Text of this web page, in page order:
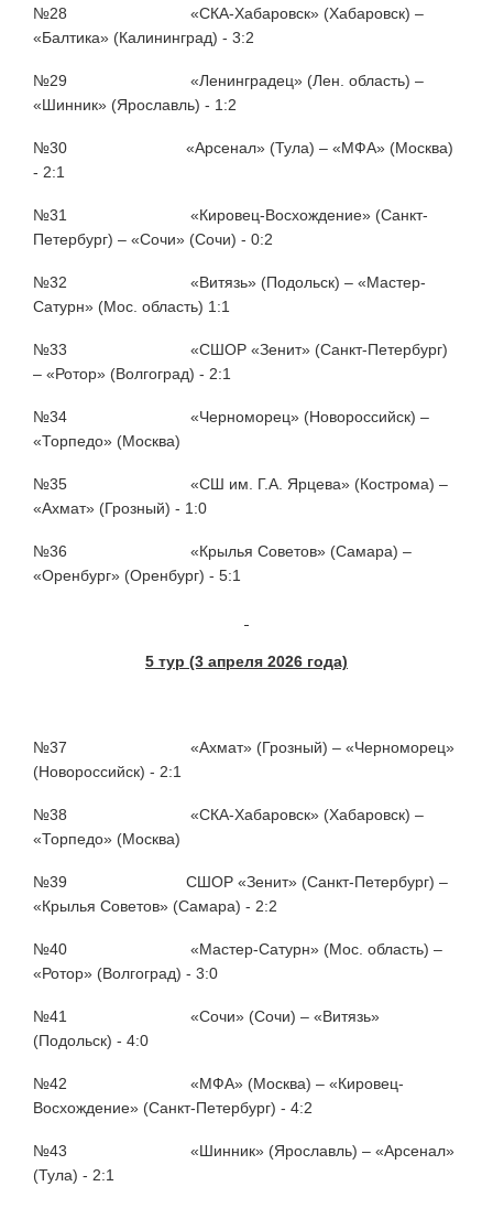
№28 «СКА-Хабаровск» (Хабаровск) –
«Балтика» (Калининград) - 3:2
№29 «Ленинградец» (Лен. область) –
«Шинник» (Ярославль) - 1:2
№30 «Арсенал» (Тула) – «МФА» (Москва)
- 2:1
№31 «Кировец-Восхождение» (Санкт-
Петербург) – «Сочи» (Сочи) - 0:2
№32 «Витязь» (Подольск) – «Мастер-
Сатурн» (Мос. область) 1:1
№33 «СШОР «Зенит» (Санкт-Петербург)
– «Ротор» (Волгоград) - 2:1
№34 «Черноморец» (Новороссийск) –
«Торпедо» (Москва)
№35 «СШ им. Г.А. Ярцева» (Кострома) –
«Ахмат» (Грозный) - 1:0
№36 «Крылья Советов» (Самара) –
«Оренбург» (Оренбург) - 5:1
5 тур (3 апреля 2026 года)
№37 «Ахмат» (Грозный) – «Черноморец»
(Новороссийск) - 2:1
№38 «СКА-Хабаровск» (Хабаровск) –
«Торпедо» (Москва)
№39 СШОР «Зенит» (Санкт-Петербург) –
«Крылья Советов» (Самара) - 2:2
№40 «Мастер-Сатурн» (Мос. область) –
«Ротор» (Волгоград) - 3:0
№41 «Сочи» (Сочи) – «Витязь»
(Подольск) - 4:0
№42 «МФА» (Москва) – «Кировец-
Восхождение» (Санкт-Петербург) - 4:2
№43 «Шинник» (Ярославль) – «Арсенал»
(Тула) - 2:1